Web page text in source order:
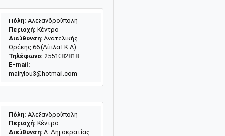
Πόλη: Αλεξανδρούπολη
Περιοχή: Κέντρο
Διεύθυνση: Ανατολικής
Θράκης 66 (Δίπλα Ι.Κ.Α)
Τηλέφωνο: 2551082818
E-mail:
mairylou3@hotmail.com
Πόλη: Αλεξανδρούπολη
Περιοχή: Κέντρο
Διεύθυνση: Λ. Δημοκρατίας